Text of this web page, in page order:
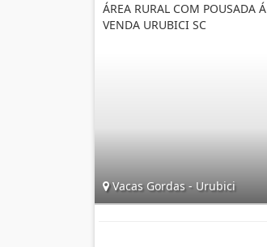
ÁREA RURAL COM POUSADA Á
VENDA URUBICI SC
Vacas Gordas - Urubici